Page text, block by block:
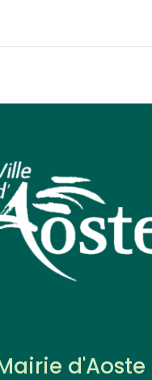
d'Aoste